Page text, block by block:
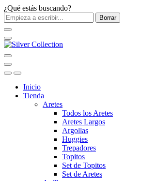
¿Qué estás buscando?
Borrar
Inicio
Tienda
Aretes
Todos los Aretes
Aretes Largos
Argollas
Huggies
Trepadores
Topitos
Set de Topitos
Set de Aretes